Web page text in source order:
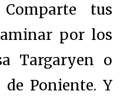
Comparte tus
por los
Targaryen o
Poniente. Y